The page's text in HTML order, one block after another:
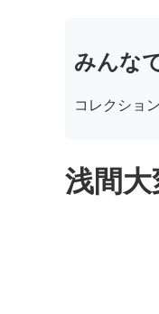
みんな
コレクショ
浅間大